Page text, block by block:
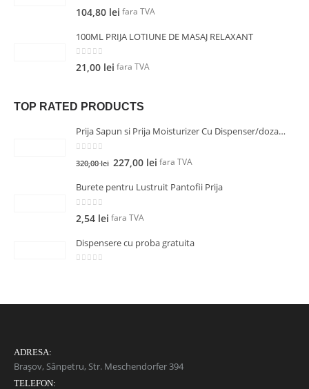
0 out of 5
104,80 lei fara TVA
100ML PRIJA LOTIUNE DE MASAJ RELAXANT
0 out of 5
21,00 lei fara TVA
TOP RATED PRODUCTS
Prija Sapun si Prija Moisturizer Cu Dispenser/dozator Inox surub
320,00lei 227,00 lei fara TVA
Burete pentru Lustruit Pantofii Prija
out of 5
2,54 lei fara TVA
Dispensere cu proba gratuita
ADRESA:
Brașov, Sânpetru, Str. Meschendorfer 394
TELEFON: